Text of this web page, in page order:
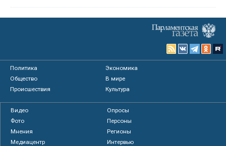
Политика
Экономика
Общество
В мире
Происшествия
Культура
Видео
Опросы
Фото
Персоны
Мнения
Регионы
Медиацентр
Интервью